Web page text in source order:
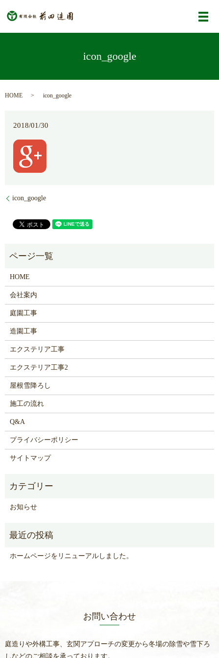
メ
icon_google
HOME icon_google
2018/01/30
icon_google
HOME
会社案内
庭園工事
造園工事
エクステリア工事
エクステリア工事2
屋根雪降ろし
施工の流れ
Q&A
プライバシーポリシー
サイトマップ
お知らせ
ホームページをリニューアルしました。
お問い合わせ
庭造りや外構工事、玄関アプローチの変更から冬場の除雪や雪下ろ
しなどのご相談を承っております。